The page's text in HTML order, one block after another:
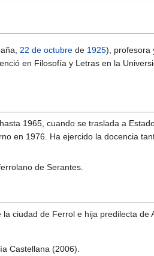
22 de octubre de 1925), profesora
en Filosofía y Letras en la
1965, cuando se traslada a
en 1976. Ha ejercido la docencia
de Serantes.
ciudad de Ferrol e hija predilecta
Castellana (2006).